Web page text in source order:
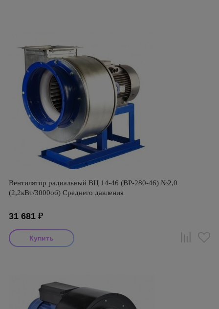
Вентилятор радиальный ВЦ 14-46 (ВР-280-46) №2,0
(2,2кВт/3000об) Среднего давления
31 681 ₽